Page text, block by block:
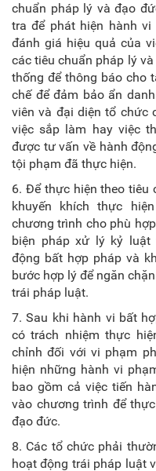
chuẩn pháp lý và đạo
tra để phát hiện hành
đánh giá hiệu quả của
các tiêu chuẩn pháp lý
thống để thông báo cho
chế để đảm bảo ẩn
viên và đại diện tổ chức
việc sắp làm hay việc
được tư vấn về hành
tội phạm đã thực hiện.
6. Để thực hiện theo tiêu
khuyến khích thực
chương trình cho phù
biện pháp xử lý kỷ luật
động bất hợp pháp và
bước hợp lý để ngăn
trái pháp luật.
7. Sau khi hành vi bất
có trách nhiệm thực
chỉnh đối với vi phạm
hiện những hành vi
bao gồm cả việc tiến
vào chương trình để
đạo đức.
8. Các tổ chức phải
hoạt động trái pháp luật